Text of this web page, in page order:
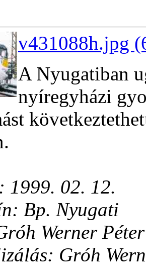
v431088h.jpg
A Nyugatiban
nyíregyházi
1999. 02. 12.
Bp. Nyugati
Werner Péter
Gróh